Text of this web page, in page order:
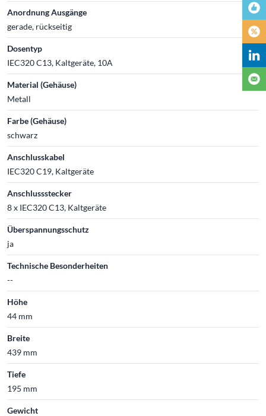
Anordnung Ausgänge
gerade, rückseitig
Dosentyp
IEC320 C13, Kaltgeräte, 10A
Material (Gehäuse)
Metall
Farbe (Gehäuse)
schwarz
Anschlusskabel
IEC320 C19, Kaltgeräte
Anschlussstecker
8 x IEC320 C13, Kaltgeräte
Überspannungsschutz
ja
Technische Besonderheiten
--
Höhe
44 mm
Breite
439 mm
Tiefe
195 mm
Gewicht